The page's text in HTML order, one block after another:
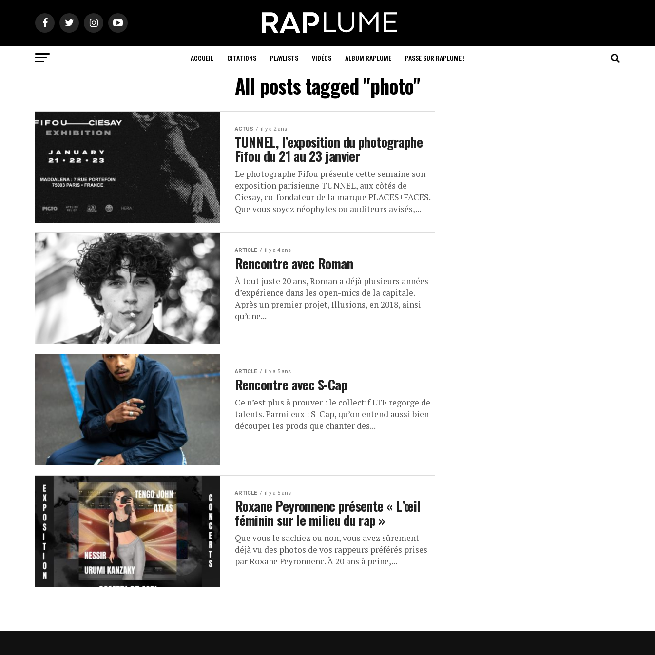
ACCUEIL CITATIONS PLAYLISTS VIDÉOS ALBUM RAPLUME PASSE SUR RAPLUME !
All posts tagged "photo"
ACTUS il y a 2 ans
TUNNEL, l’exposition du photographe
Fifou du 21 au 23 janvier
Le photographe Fifou présente cette semaine son
exposition parisienne TUNNEL, aux côtés de
Ciesay, co-fondateur de la marque PLACES+FACES.
Que vous soyez néophytes ou auditeurs avisés,...
ARTICLE il y a 4 ans
Rencontre avec Roman
À tout juste 20 ans, Roman a déjà plusieurs années
d’expérience dans les open-mics de la capitale.
Après un premier projet, Illusions, en 2018, ainsi
qu’une...
ARTICLE il y a 5 ans
Rencontre avec S-Cap
Ce n’est plus à prouver : le collectif LTF regorge de
talents. Parmi eux : S-Cap, qu’on entend aussi bien
découper les prods que chanter des...
ARTICLE il y a 5 ans
Roxane Peyronnenc présente « L’œil
féminin sur le milieu du rap »
Que vous le sachiez ou non, vous avez sûrement
déjà vu des photos de vos rappeurs préférés prises
par Roxane Peyronnenc. À 20 ans à peine,...